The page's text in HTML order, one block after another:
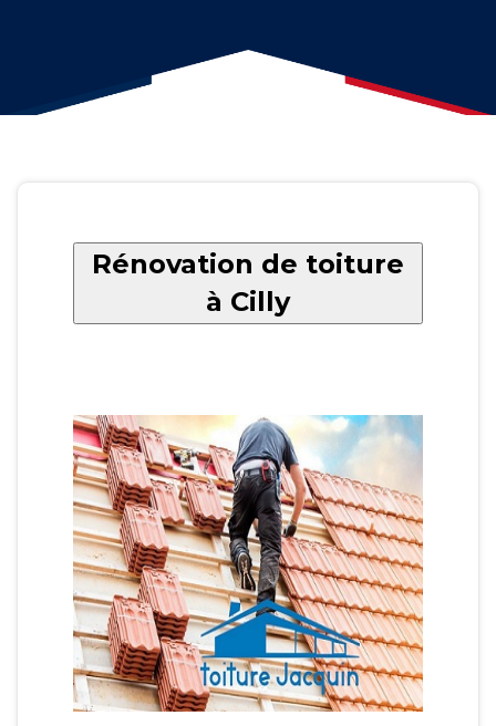
Rénovation de toiture
à Cilly